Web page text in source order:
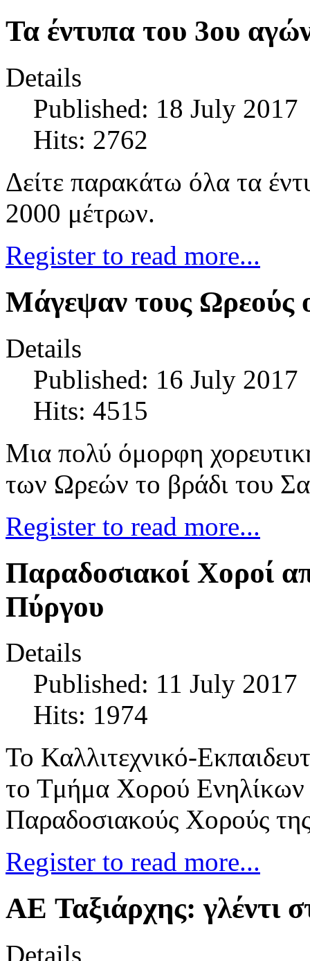
Τα έντυπα του 3ου
Details
Published: 18 July 2017
Hits: 2762
Δείτε παρακάτω όλα τα
2000 μέτρων.
Register to read more...
Μάγεψαν τους Ωρεούς
Details
Published: 16 July 2017
Hits: 4515
Μια πολύ όμορφη
των Ωρεών το βράδι του
Register to read more...
Παραδοσιακοί
Πύργου
Details
Published: 11 July 2017
Hits: 1974
Το Καλλιτεχνικό-
το Τμήμα Χορού Ενηλίκων
Παραδοσιακούς Χορούς
Register to read more...
AE Ταξιάρχης: γλέντι
Details